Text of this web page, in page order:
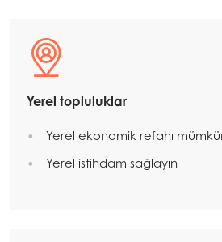
Mowi France
Yerel topluluklar
Yerel ekonomik refahı
Yerel istihdam sağlayın